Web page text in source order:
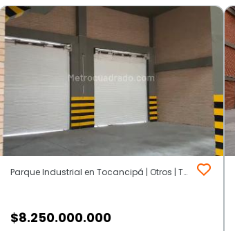
Parque Industrial en Tocancipá | Otros | Tocancipá
$8.250.000.000